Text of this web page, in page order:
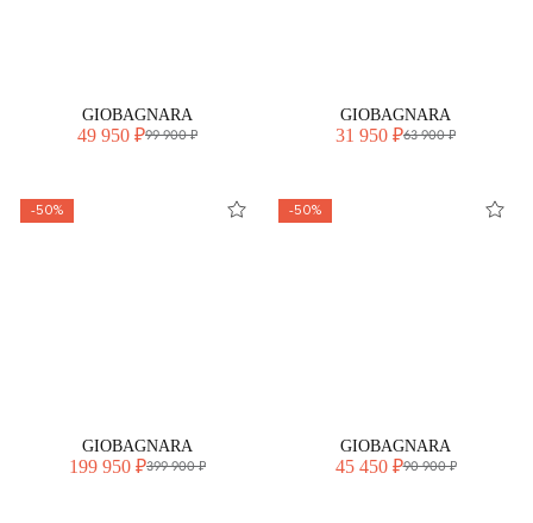
GIOBAGNARA
49 950 ₽99 900 ₽
GIOBAGNARA
31 950 ₽63 900 ₽
-50%
GIOBAGNARA
199 950 ₽399 900 ₽
-50%
GIOBAGNARA
45 450 ₽90 900 ₽